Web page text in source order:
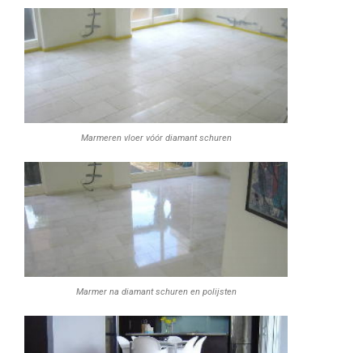
Marmeren vloer vóór diamant schuren
Marmer na diamant schuren en polijsten